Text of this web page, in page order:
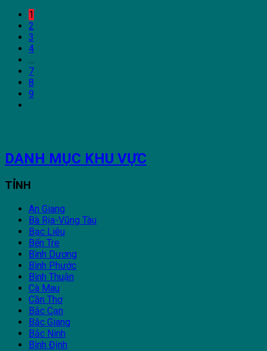
1
2
3
4
…
7
8
9
DANH MỤC KHU VỰC
TỈNH
An Giang
Bà Rịa-Vũng Tàu
Bạc Liêu
Bến Tre
Bình Dương
Bình Phước
Bình Thuận
Cà Mau
Cần Thơ
Bắc Cạn
Bắc Giang
Bắc Ninh
Bình Định